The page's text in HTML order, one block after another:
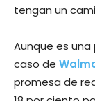
tengan un
Aunque es
caso de
promesa de